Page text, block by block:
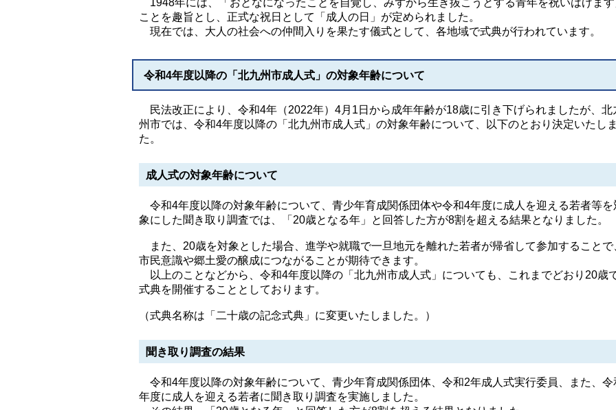
1948年には、「おとなになったことを自覚し、みずから生き抜こうとする青年を祝いはげます
ことを趣旨とし、正式な祝日として「成人の日」が定められました。
現在では、大人の社会への仲間入りを果たす儀式として、各地域で式典が行われています。
令和4年度以降の「北九州市成人式」の対象年齢について
民法改正により、令和4年（2022年）4月1日から成年年齢が18歳に引き下げられましたが、北
州市では、令和4年度以降の「北九州市成人式」の対象年齢について、以下のとおり決定いたし
た。
成人式の対象年齢について
令和4年度以降の対象年齢について、青少年育成関係団体や令和4年度に成人を迎える若者等を
象にした聞き取り調査では、「20歳となる年」と回答した方が8割を超える結果となりました。
また、20歳を対象とした場合、進学や就職で一旦地元を離れた若者が帰省して参加することで
市民意識や郷土愛の醸成につながることが期待できます。
以上のことなどから、令和4年度以降の「北九州市成人式」についても、これまでどおり20歳
式典を開催することとしております。
（式典名称は「二十歳の記念式典」に変更いたしました。）
聞き取り調査の結果
令和4年度以降の対象年齢について、青少年育成関係団体、令和2年成人式実行委員、また、令
年度に成人を迎える若者に聞き取り調査を実施しました。